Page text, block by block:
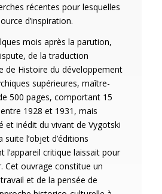
récentes pour lesquelles
d’inspiration.
mois après la parution,
de la traduction
de Histoire du développement
supérieures, maître-
500 pages, comportant 15
1928 et 1931, mais
et inédit du vivant de Vygotski
l’objet d’éditions
l’appareil critique laissait pour
Cet ouvrage constitue un
et de la pensée de